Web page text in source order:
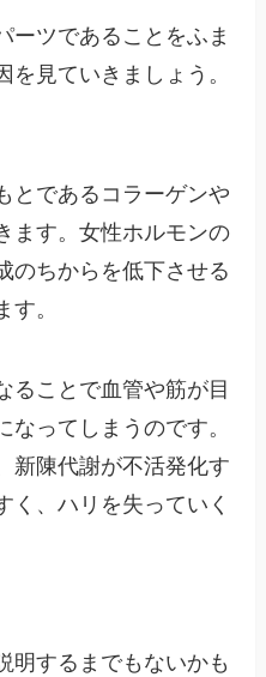
ーツであることをふま
を見ていきましょう。
とであるコラーゲンや
ます。女性ホルモンの
のちからを低下させる
す。
ることで血管や筋が目
ってしまうのです。
新陳代謝が不活発化す
く、ハリを失っていく
明するまでもないかも